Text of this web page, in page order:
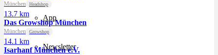
App
Newsletter
München Headshop
13.7 km
Das Growshop München
München Growshop
14.1 km
Isarhanf München e.V.